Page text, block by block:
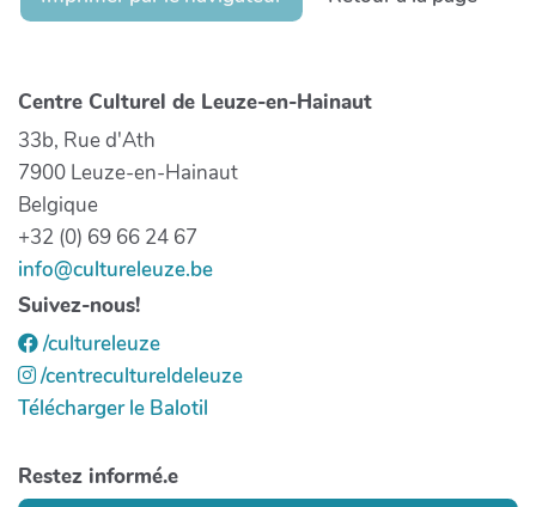
Centre Culturel de Leuze-en-Hainaut
33b, Rue d'Ath
7900 Leuze-en-Hainaut
Belgique
+32 (0) 69 66 24 67
info@cultureleuze.be
Suivez-nous!
/cultureleuze
/centrecultureldeleuze
Télécharger le Balotil
Restez informé.e